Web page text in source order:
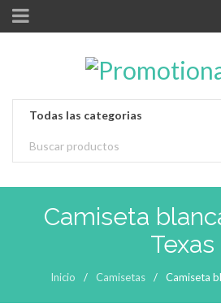
Camiseta
Texas
Inicio / Camisetas / Camiseta